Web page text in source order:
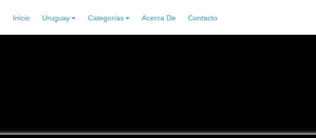
Inicio Uruguay Categorías Acerca De Contacto